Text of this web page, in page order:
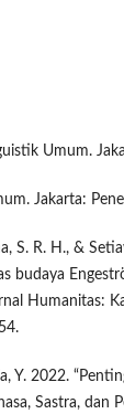
Umum.
Jakarta:
S. R. H., &
budaya
Humanitas:
Y. 2022.
Sastra, dan